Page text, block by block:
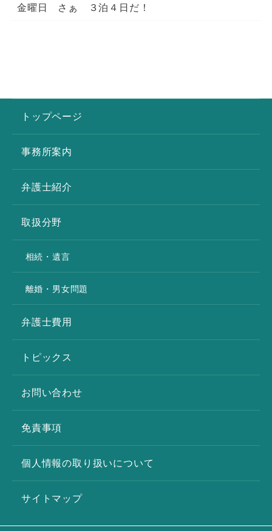
金曜日 さぁ ３泊４日だ！
トップページ
事務所案内
弁護士紹介
取扱分野
相続・遺言
離婚・男女問題
弁護士費用
トピックス
お問い合わせ
免責事項
個人情報の取り扱いについて
サイトマップ